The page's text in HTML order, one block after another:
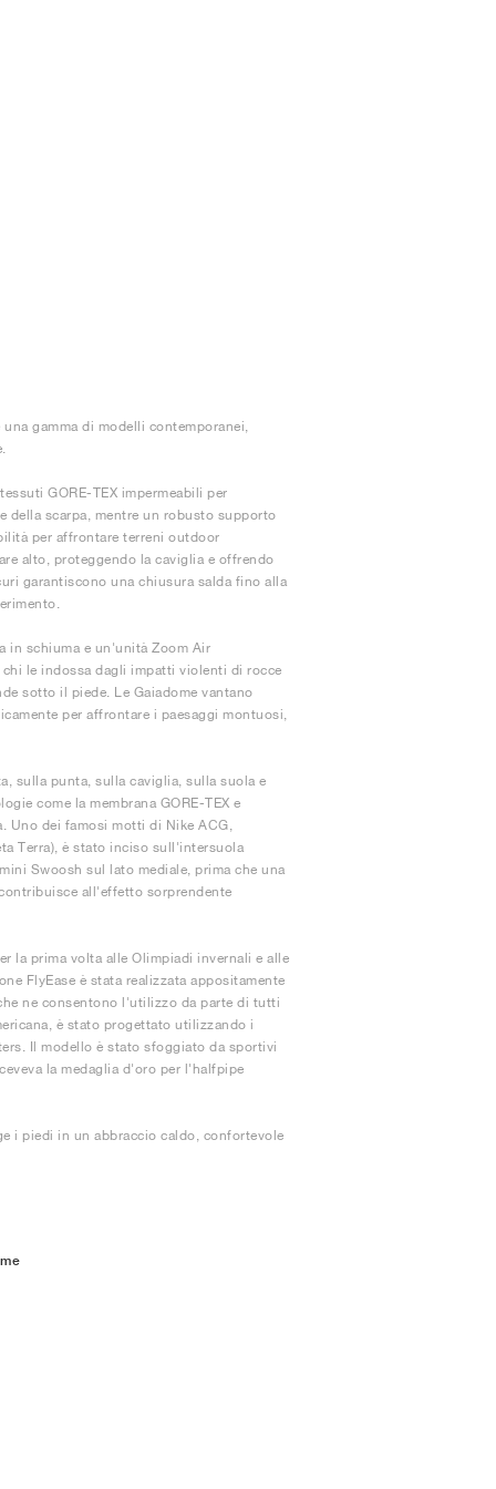
gamma di modelli contemporanei,
GORE-TEX impermeabili per
della scarpa, mentre un robusto supporto
per affrontare terreni outdoor
alto, proteggendo la caviglia e offrendo
garantiscono una chiusura salda fino alla
in schiuma e un'unità Zoom Air
le indossa dagli impatti violenti di rocce
sotto il piede. Le Gaiadome vantano
per affrontare i paesaggi montuosi,
sulla punta, sulla caviglia, sulla suola e
come la membrana GORE-TEX e
Uno dei famosi motti di Nike ACG,
Terra), è stato inciso sull'intersuola
Swoosh sul lato mediale, prima che una
all'effetto sorprendente
la prima volta alle Olimpiadi invernali e alle
FlyEase è stata realizzata appositamente
ne consentono l'utilizzo da parte di tutti
è stato progettato utilizzando i
Il modello è stato sfoggiato da sportivi
la medaglia d'oro per l'halfpipe
i piedi in un abbraccio caldo, confortevole